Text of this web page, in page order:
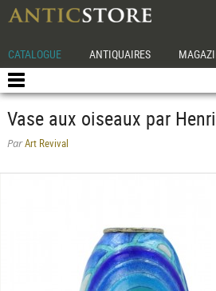
CATALOGUE ANTIQUAIRES
Vase aux oiseaux par
ParArt Revival